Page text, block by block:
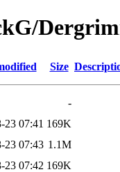
Size
-
23 07:41 169K
23 07:43 1.1M
23 07:42 169K